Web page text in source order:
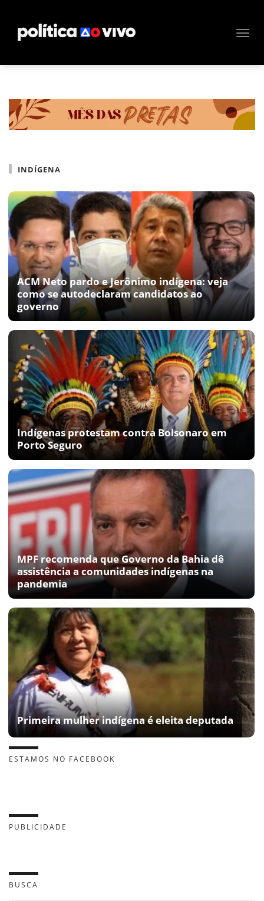
INDÍGENA
ACM Neto pardo e Jerônimo indígena: veja
como se autodeclaram candidatos ao
governo
Indígenas protestam contra Bolsonaro em
Porto Seguro
MPF recomenda que Governo da Bahia dê
assistência a comunidades indígenas na
pandemia
Primeira mulher indígena é eleita deputada
ESTAMOS NO FACEBOOK
PUBLICIDADE
BUSCA